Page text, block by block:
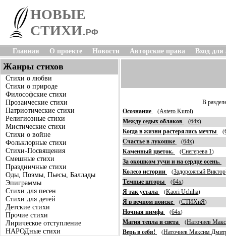
НОВЫЕ
СТИХИ. РФ
Главная О проекте Новости Авторские права Вход для
Жанры стихов
Стихи о любви
Стихи о природе
Философские стихи
Прозаические стихи
Патриотические стихи
Религиозные стихи
Мистические стихи
Стихи о войне
Фольклорные стихи
Стихи-Посвящения
Смешные стихи
Праздничные стихи
Оды, Поэмы, Пьесы, Баллады
Эпиграммы
Стихи для песен
Стихи для детей
Детские стихи
Прочие стихи
Лирическое отступление
НАРОДные стихи
В
Осознание
(Astero Kuroi)
Между седых облаков (64x)
Когда в жизни растерялись мечты (
Счастье в лукошке
(64x)
Каменный цветок. (Снегерева 1)
За окошком тучи и на сердце осень.
Колесо истории (Задорожный Виктор
Темные шторы (64x)
Я так устала (Kaori Uchiha)
Я в вечном поиске (СТИХиЯ)
Ночная нимфа (64x)
Магия тепла и света (Наточиев
Верь в себя!
(Наточиев Максим